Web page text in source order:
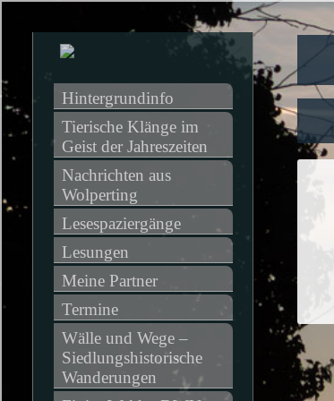
Hintergrundinfo
Tierische Klänge im
Geist der Jahreszeiten
Nachrichten aus
Wolperting
Lesespaziergänge
Lesungen
Meine Partner
Termine
Wälle und Wege –
Siedlungshistorische
Wanderungen